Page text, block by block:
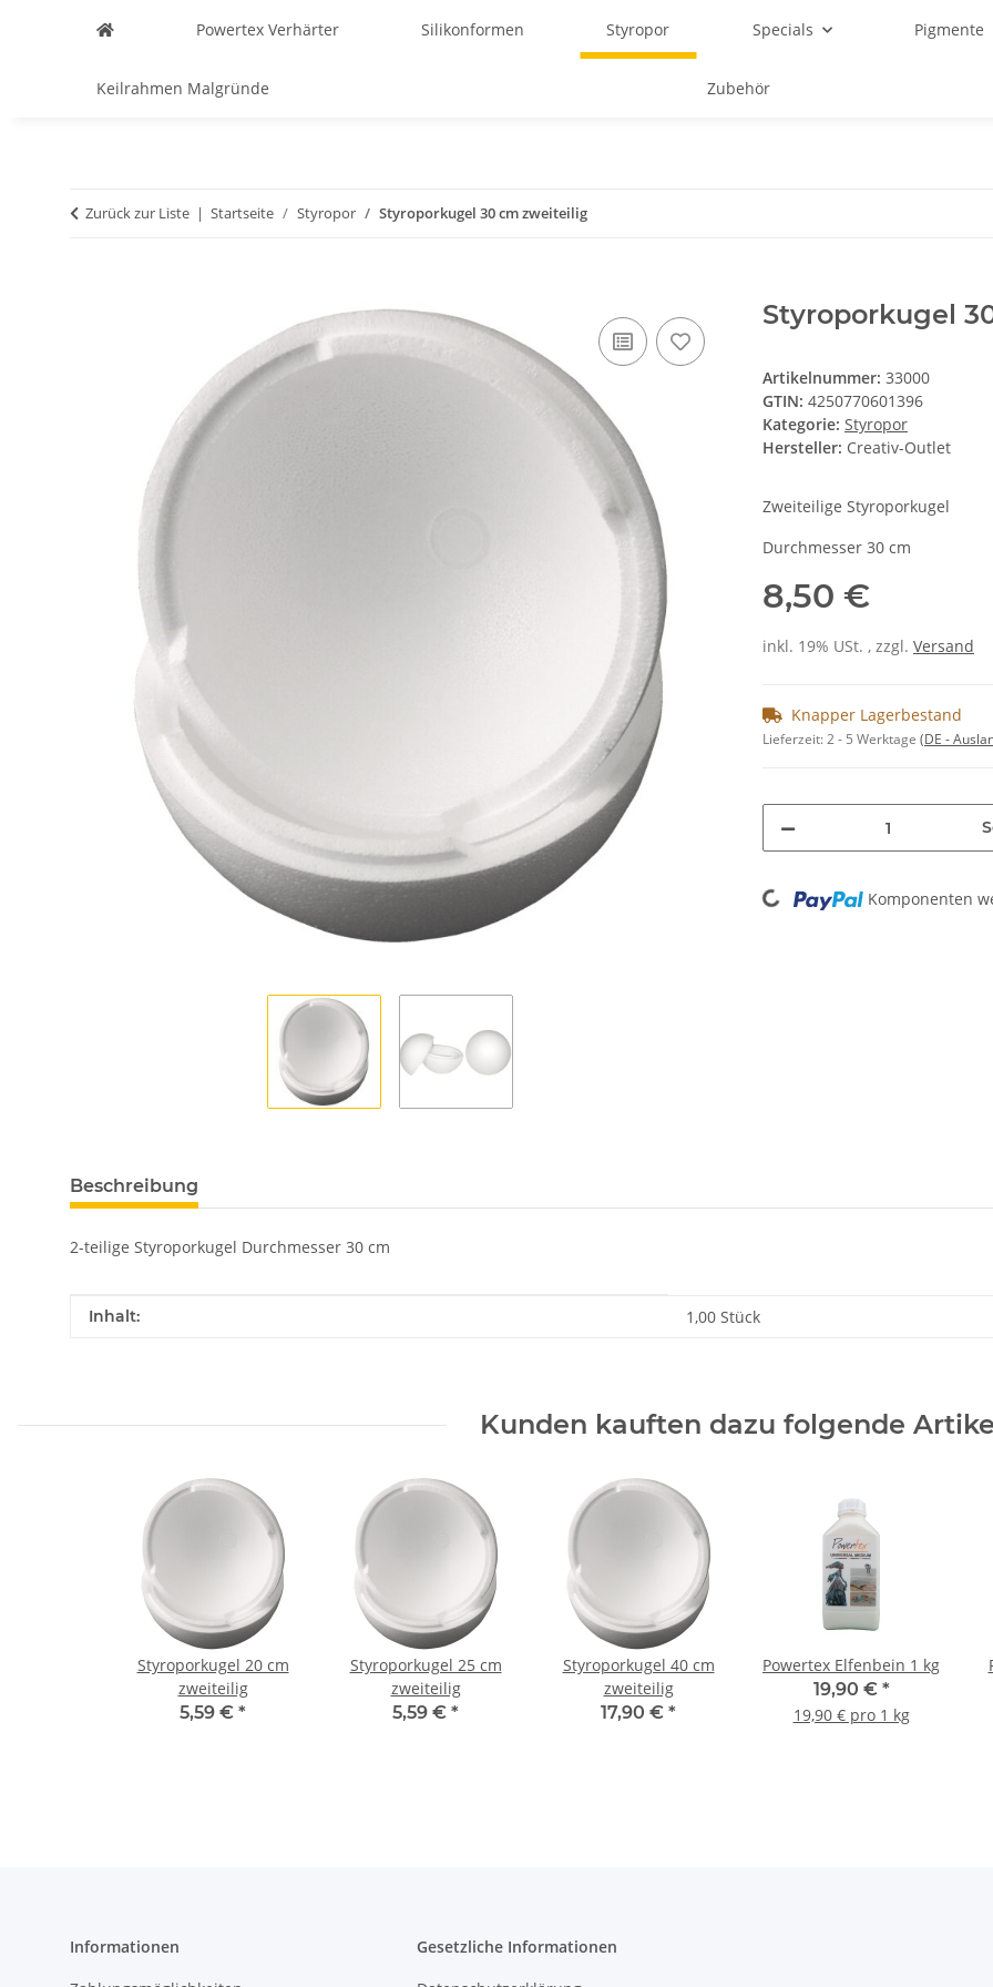
Powertex Verhärter Silikonformen Styropor Specials Pigmente
Keilrahmen Malgründe Zubehör
Zurück zur Liste Startseite Styropor Styroporkugel 30 cm zweiteilig
Styroporkugel
Artikelnummer: 33000
GTIN: 4250770601396
Kategorie: Styropor
Hersteller: Creativ-Outlet
Zweiteilige Styroporkugel
Durchmesser 30 cm
8,50 €
inkl. 19% USt. , zzgl. Versand
Knapper Lagerbestand
Lieferzeit:2 - 5 Werktage (DE -
Loading... Komponenten
Beschreibung
2-teilige Styroporkugel Durchmesser 30 cm
Produkteigenschaft
Wert
Inhalt: 1,00 Stück
Kunden kauften dazu folgende
Styroporkugel 20 cm
zweiteilig
5,59 € *
Styroporkugel 25 cm
zweiteilig
5,59 € *
Styroporkugel 40 cm
zweiteilig
17,90 € *
Powertex Elfenbein 1 kg
19,90 € *
19,90 € pro 1 kg
Informationen Gesetzliche Informationen